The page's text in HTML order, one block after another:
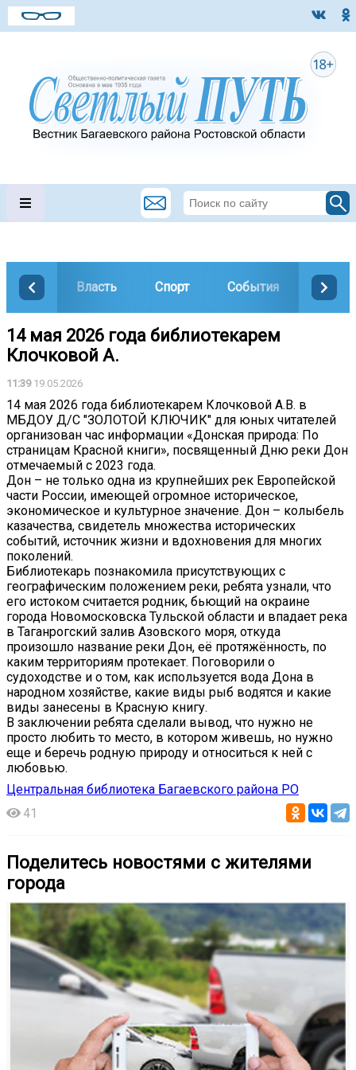
Власть Спорт События
14 мая 2026 года библиотекарем
Клочковой А.
11:3919.05.2026
14 мая 2026 года библиотекарем Клочковой А.В. в
МБДОУ Д/С "ЗОЛОТОЙ КЛЮЧИК" для юных читателей
организован час информации «Донская природа: По
страницам Красной книги», посвященный Дню реки Дон
отмечаемый с 2023 года.
Дон – не только одна из крупнейших рек Европейской
части России, имеющей огромное историческое,
экономическое и культурное значение. Дон – колыбель
казачества, свидетель множества исторических
событий, источник жизни и вдохновения для многих
поколений.
Библиотекарь познакомила присутствующих с
географическим положением реки, ребята узнали, что
его истоком считается родник, бьющий на окраине
города Новомосковска Тульской области и впадает река
в Таганрогский залив Азовского моря, откуда
произошло название реки Дон, её протяжённость, по
каким территориям протекает. Поговорили о
судоходстве и о том, как используется вода Дона в
народном хозяйстве, какие виды рыб водятся и какие
виды занесены в Красную книгу.
В заключении ребята сделали вывод, что нужно не
просто любить то место, в котором живешь, но нужно
еще и беречь родную природу и относиться к ней с
любовью.
Центральная библиотека Багаевского района РО
41
Поделитесь новостями с жителями
города